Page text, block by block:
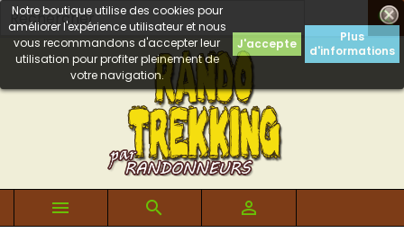

Notre boutique utilise des cookies pour
améliorer l'expérience utilisateur et nous
vous recommandons d'accepter leur
utilisation pour profiter pleinement de
votre navigation.
J'accepte
Plus
d'informations
  